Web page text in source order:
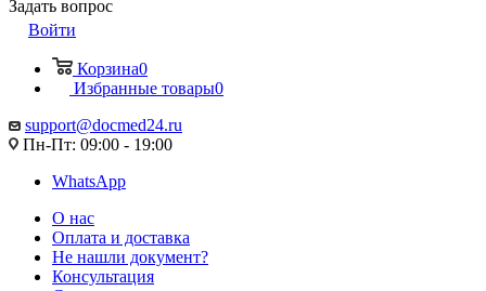
Задать вопрос
Войти
Корзина0
Избранные товары0
support@docmed24.ru
Пн-Пт: 09:00 - 19:00
WhatsApp
О нас
Оплата и доставка
Не нашли документ?
Консультация